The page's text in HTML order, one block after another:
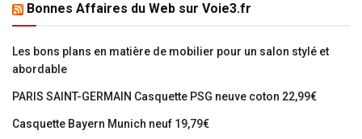
Bonnes Affaires du Web sur Voie3.fr
Les bons plans en matière de mobilier pour un salon stylé et
abordable
PARIS SAINT-GERMAIN Casquette PSG neuve coton 22,99€
Casquette Bayern Munich neuf 19,79€